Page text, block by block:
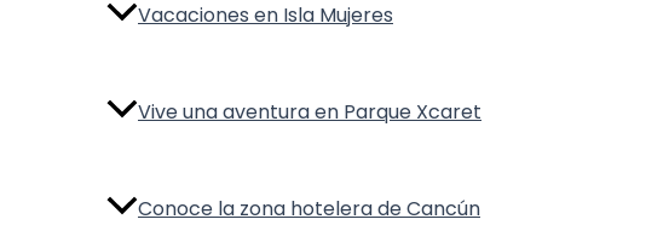
Vacaciones en Isla Mujeres
Vive una aventura en Parque Xcaret
Conoce la zona hotelera de Cancún